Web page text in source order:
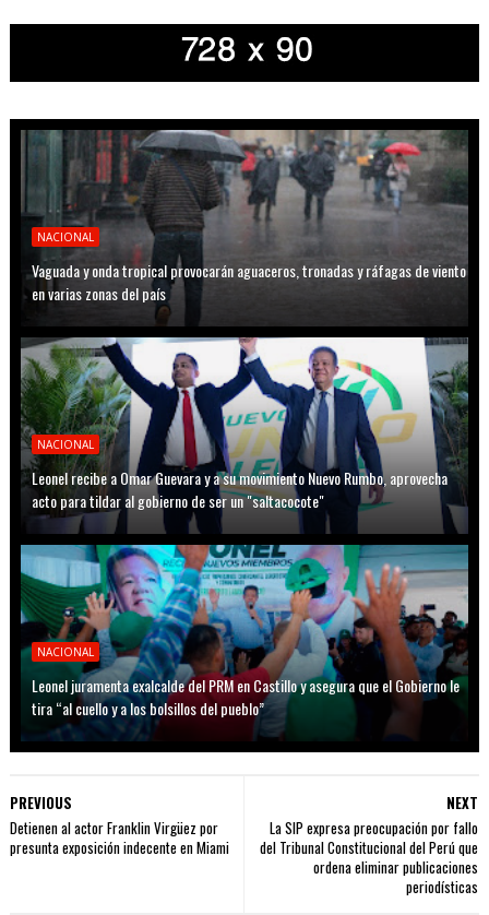
NACIONAL
Vaguada y onda tropical provocarán aguaceros, tronadas y ráfagas de viento
en varias zonas del país
NACIONAL
Leonel recibe a Omar Guevara y a su movimiento Nuevo Rumbo, aprovecha
acto para tildar al gobierno de ser un "saltacocote"
NACIONAL
Leonel juramenta exalcalde del PRM en Castillo y asegura que el Gobierno le
tira “al cuello y a los bolsillos del pueblo”
NEXT
La SIP expresa preocupación por fallo
del Tribunal Constitucional del Perú que
ordena eliminar publicaciones
periodísticas
PREVIOUS
Detienen al actor Franklin Virgüez por
presunta exposición indecente en Miami